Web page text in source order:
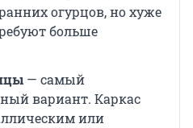
огурцов, но хуже
больше
— самый
вариант. Каркас
или